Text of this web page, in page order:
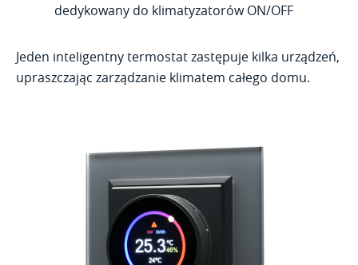
dedykowany do klimatyzatorów ON/OFF
Jeden inteligentny termostat zastępuje kilka urządzeń,
upraszczając zarządzanie klimatem całego domu.